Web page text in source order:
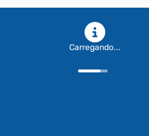
Carregando...